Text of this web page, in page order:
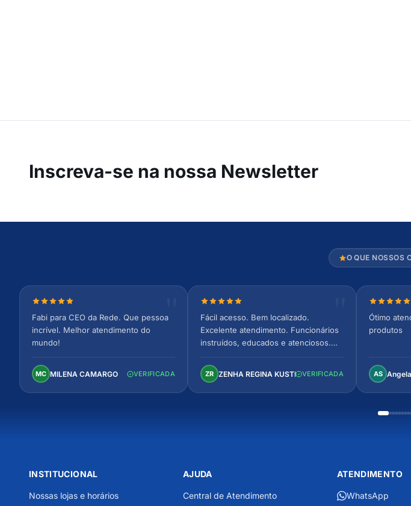
Inscreva-se na nossa Newsletter
O QUE NOSSOS
Nota 5 de 5 estrelas
Fabi para CEO da Rede. Que pessoa
incrível. Melhor atendimento do
mundo!
MC MILENA CAMARGO VERIFICADA
Nota 5 de 5 estrelas
Fácil acesso. Bem localizado.
Excelente atendimento. Funcionários
instruídos, educados e atenciosos.
confortável. Perfeito!
ZR ZENHA REGINA KUSTERVERIFICADA
Nota 5
Ótimo
produtos
AS
INSTITUCIONAL
Nossas lojas e horários
AJUDA
Central de Atendimento
ATENDIMENTO
WhatsApp